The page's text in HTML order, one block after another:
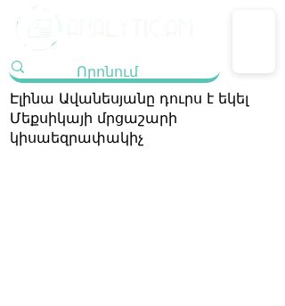
Էլինա Ավանեսյանը դուրս է եկել
Մեքսիկայի մրցաշարի
կիսաեզրափակիչ